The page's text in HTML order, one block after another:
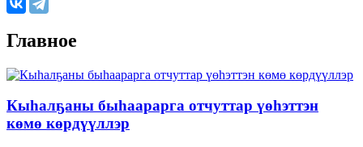
Главное
Кыһалҕаны быһаарарга отчуттар үөһэттэн
көмө көрдүүллэр